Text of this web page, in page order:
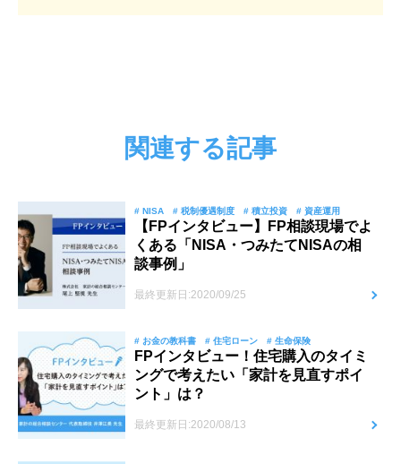
関連する記事
# NISA # 税制優遇制度 # 積立投資 # 資産運用
【FPインタビュー】FP相談現場でよ
くある「NISA・つみたてNISAの相
談事例」
最終更新日:2020/09/25
# お金の教科書 # 住宅ローン # 生命保険
FPインタビュー！住宅購入のタイミ
ングで考えたい「家計を見直すポイ
ント」は？
最終更新日:2020/08/13